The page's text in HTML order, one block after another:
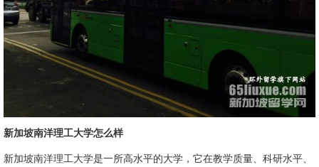
新加坡南洋理工大学怎么样
新加坡南洋理工大学是一所高水平的大学，它在教学质量、科研水平、